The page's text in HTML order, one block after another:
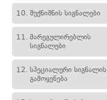
10. შუქნიშნის სიგნალები
11. მარეგულირებლის
სიგნალები
12. სპეციალური სიგნალის
გამოყენება